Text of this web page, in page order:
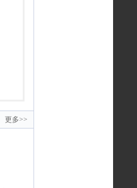
更多>>